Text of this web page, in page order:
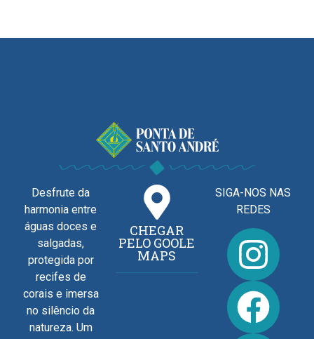
Desfrute da
harmonia entre
águas doces e
salgadas,
protegida por
recifes de
corais e imersa
no silêncio da
natureza. Um
CHEGAR
PELO GOOLE
MAPS
SIGA-NOS NAS
REDES